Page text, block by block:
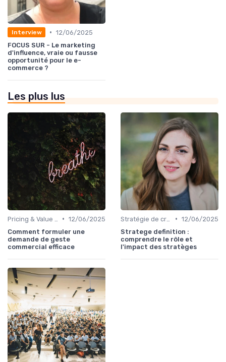
Interview • 12/06/2025
FOCUS SUR - Le marketing
d'influence, vraie ou fausse
opportunité pour le e-
commerce ?
Les plus lus
• 12/06/2025
Comment formuler une
demande de geste
commercial efficace
• 12/06/2025
Stratege definition :
comprendre le rôle et
l'impact des stratèges